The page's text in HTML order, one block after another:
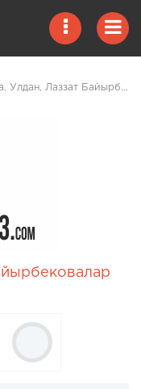
Байырбековалар - Апкем mp3 скачать